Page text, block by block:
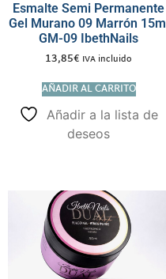
Esmalte Semi Permanente
Gel Murano 09 Marrón 15ml
GM-09 IbethNails
13,85€ IVA incluido
AÑADIR AL CARRITO
Añadir a la lista de
deseos